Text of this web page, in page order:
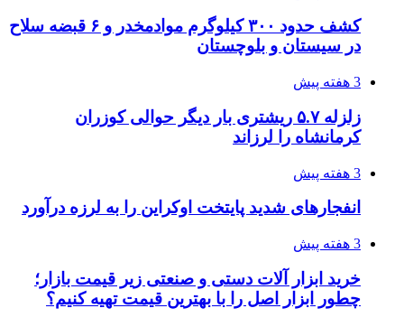
کشف حدود ۳۰۰ کیلوگرم موادمخدر و ۶ قبضه سلاح
در سیستان و بلوچستان
3 هفته پیش
زلزله ۵.۷ ریشتری بار دیگر حوالی کوزران
کرمانشاه را لرزاند
3 هفته پیش
انفجارهای شدید پایتخت اوکراین را به لرزه درآورد
3 هفته پیش
خرید ابزار آلات دستی و صنعتی زیر قیمت بازار؛
چطور ابزار اصل را با بهترین قیمت تهیه کنیم؟